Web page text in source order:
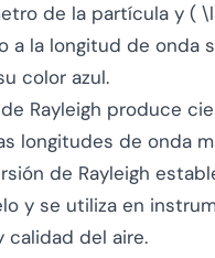
de la partícula y (
la longitud de onda
color azul.
Rayleigh produce
longitudes de onda
de Rayleigh
y se utiliza en
calidad del aire.